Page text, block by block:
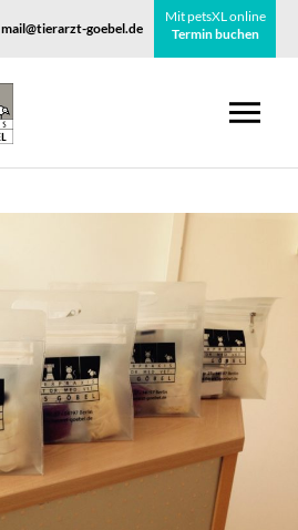
mail@tierarzt-goebel.de
Mit petsXL online
Termin buchen